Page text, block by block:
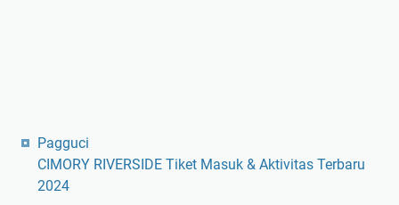
Pagguci
CIMORY RIVERSIDE Tiket Masuk & Aktivitas Terbaru
2024